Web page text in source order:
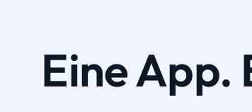
Eine App.